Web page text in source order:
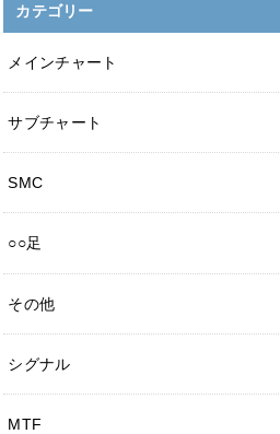
カテゴリー
メインチャート
サブチャート
SMC
○○足
その他
シグナル
MTF